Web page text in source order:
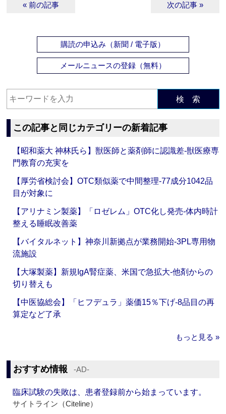
« 前の記事 次の記事 »
購読の申込み（新聞 / 電子版）
メールニュースの登録（無料）
検 索
この記事と同じカテゴリーの新着記事
【昭和薬大 神林氏ら】獣医師と薬剤師に認識差‐獣医療専
門教育の充実を
【厚労省検討会】OTC類似薬で中間整理‐77成分1042品
目が対象に
【アリナミン製薬】「ロゼレム」OTC化し発売‐体内時計
整える睡眠改善薬
【バイタルネット】神奈川新拠点が業務開始‐3PL専用物
流施設
【大塚製薬】新規IgA腎症薬、米国で急拡大‐他剤からの
切り替えも
【中医協総会】「ヒフデュラ」薬価15％下げ‐8品目の再
算定など了承
もっと見る »
おすすめ情報 ‐AD‐
臨床試験の失敗は、患者登録前から始まっています。
サイトライン（Citeline）